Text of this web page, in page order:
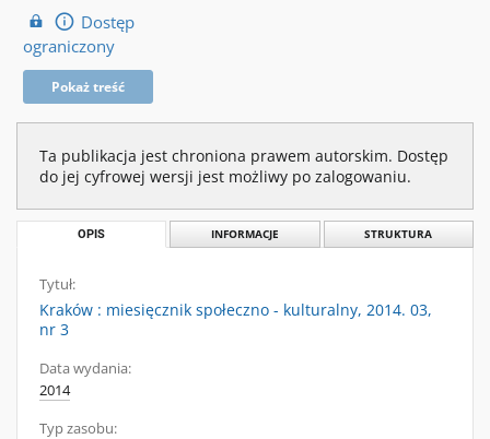
Dostęp
ograniczony
Pokaż treść
Ta publikacja jest chroniona prawem autorskim. Dostęp
do jej cyfrowej wersji jest możliwy po zalogowaniu.
OPIS INFORMACJE STRUKTURA
Tytuł:
Kraków : miesięcznik społeczno - kulturalny, 2014. 03,
nr 3
Data wydania:
2014
Typ zasobu: